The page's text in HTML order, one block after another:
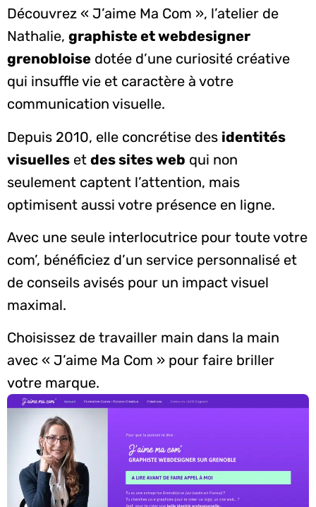
Découvrez « J’aime Ma Com », l’atelier de
Nathalie, graphiste et webdesigner
grenobloise dotée d’une curiosité créative
qui insuffle vie et caractère à votre
communication visuelle.
Depuis 2010, elle concrétise des identités
visuelles et des sites web qui non
seulement captent l’attention, mais
optimisent aussi votre présence en ligne.
Avec une seule interlocutrice pour toute votre
com’, bénéficiez d’un service personnalisé et
de conseils avisés pour un impact visuel
maximal.
Choisissez de travailler main dans la main
avec « J’aime Ma Com » pour faire briller
votre marque.